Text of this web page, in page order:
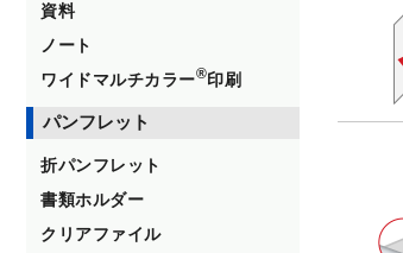
資料
ノート
ワイドマルチカラー®印刷
パンフレット
折パンフレット
書類ホルダー
クリアファイル